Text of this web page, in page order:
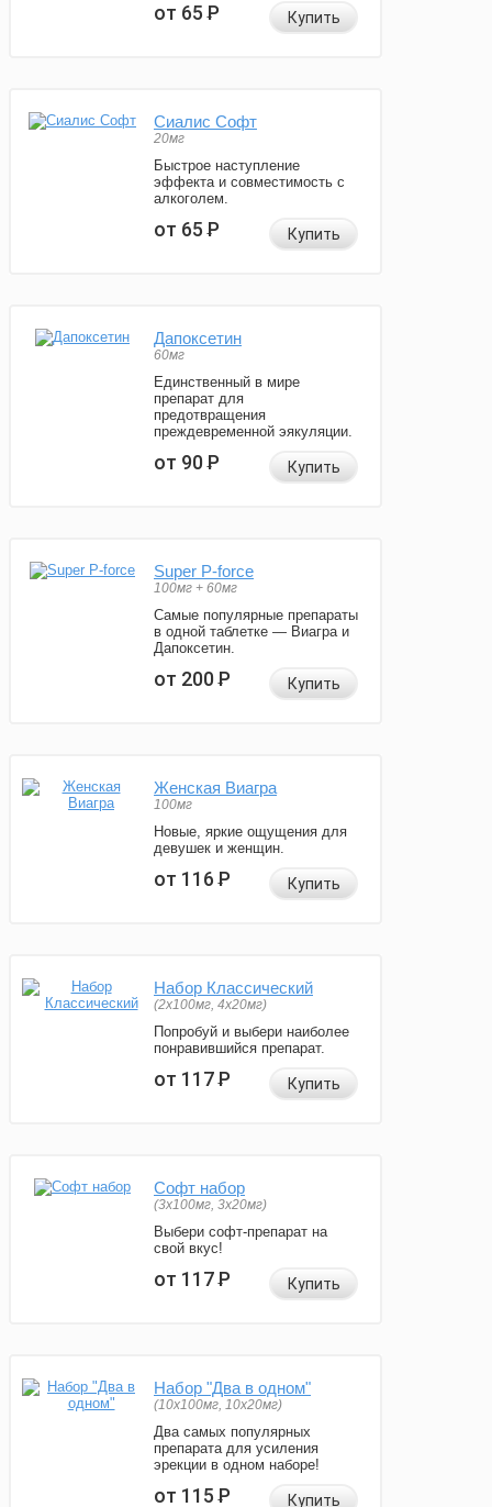
от 65Р Купить
Сиалис Софт
20мг
Быстрое наступление
эффекта и совместимость с
алкоголем.
от 65Р Купить
Дапоксетин
60мг
Единственный в мире
препарат для
предотвращения
преждевременной эякуляции.
от 90Р Купить
Super P-force
100мг + 60мг
Самые популярные препараты
в одной таблетке — Виагра и
Дапоксетин.
от 200Р Купить
Женская Виагра
100мг
Новые, яркие ощущения для
девушек и женщин.
от 116Р Купить
Набор Классический
(2x100мг, 4x20мг)
Попробуй и выбери наиболее
понравившийся препарат.
от 117Р Купить
Софт набор
(3x100мг, 3x20мг)
Выбери софт-препарат на
свой вкус!
от 117Р Купить
Набор "Два в одном"
(10x100мг, 10x20мг)
Два самых популярных
препарата для усиления
эрекции в одном наборе!
от 115Р Купить